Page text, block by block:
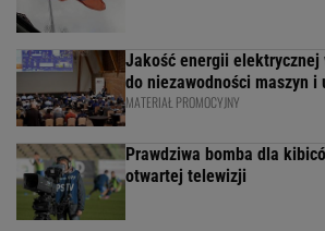
Jakość energii elektrycznej
do niezawodności maszyn i
MATERIAŁ PROMOCYJNY
Prawdziwa bomba dla
otwartej telewizji